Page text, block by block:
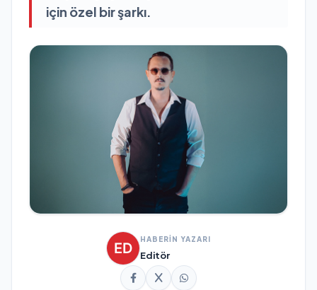
için özel bir şarkı.
HABERİN YAZARI
Editör